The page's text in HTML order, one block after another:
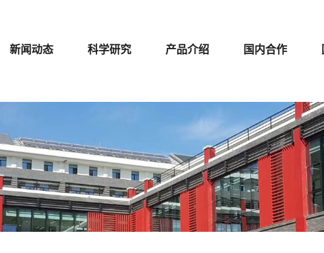
新闻动态 科学研究 产品介绍 国内合作